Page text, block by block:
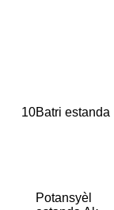
10Batri estanda
Potansyèl